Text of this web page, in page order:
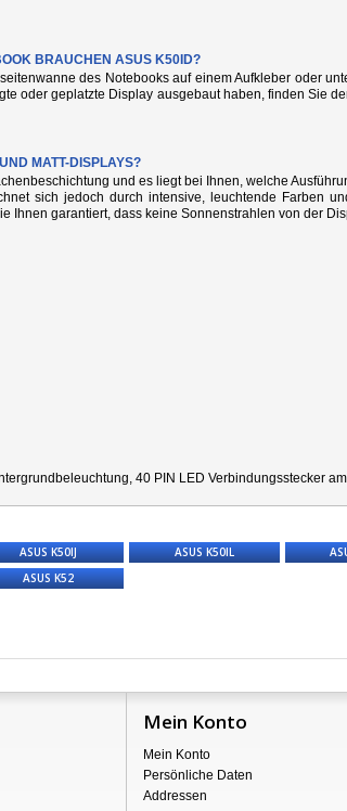
BRAUCHEN ASUS K50ID?
des Notebooks auf einem Aufkleber oder
oder geplatzte Display ausgebaut haben, finden Sie
MATT-DISPLAYS?
und es liegt bei Ihnen, welche
sich jedoch durch intensive, leuchtende Farben
Ihnen garantiert, dass keine Sonnenstrahlen von der
40 PIN LED Verbindungsstecker
ASUS K50IJ ASUS K50IL
ASUS K52
Mein Konto
Mein Konto
Persönliche Daten
Addressen